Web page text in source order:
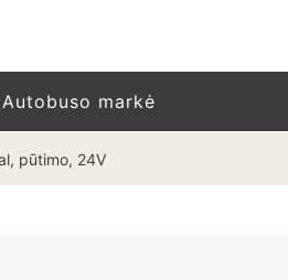
Autobuso markė
pūtimo, 24V